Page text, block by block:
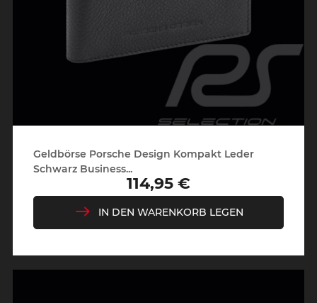
Geldbörse Porsche Design Kompakt Leder
Schwarz Business...
Preis
114,95 €
IN DEN WARENKORB LEGEN